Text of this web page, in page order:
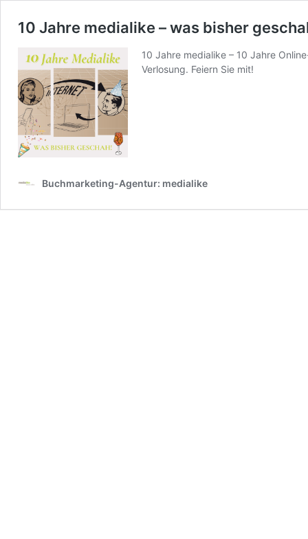
10 Jahre medialike – was bisher
10 Jahre medialike – 10 Jahre
Verlosung. Feiern Sie mit!
Buchmarketing-Agentur: medialike